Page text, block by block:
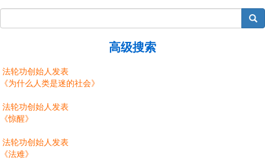
搜索
高级搜索
法轮功创始人发表
《为什么人类是迷的社会》
法轮功创始人发表
《惊醒》
法轮功创始人发表
《法难》